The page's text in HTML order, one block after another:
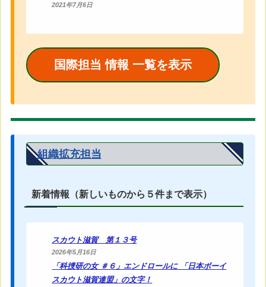
2021年7月6日
国際担当 情報 一覧を表示
組織拡充担当
新着情報（新しいものから５件まで表示）
スカウト滋賀 第１３号
2026年5月16日
「科捜研の女 ＃６」エンドロールに 「日本ボーイ
スカウト滋賀連盟」の文字！